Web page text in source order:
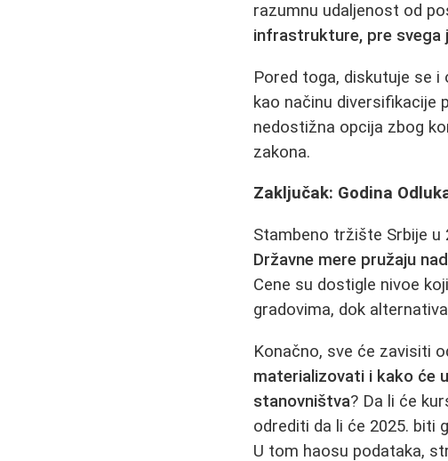
razumnu udaljenost od
infrastrukture, pre svega
Pored toga, diskutuje se i
kao načinu diversifikacije
nedostižna opcija zbog
zakona.
Zaključak: Godina
Stambeno tržište Srbije u
Državne mere pružaju
Cene su dostigle nivoe
gradovima, dok
Konačno, sve će zavisiti
materializovati i kako će
stanovništva? Da li će
odrediti da li će 2025. biti
U tom haosu podataka,